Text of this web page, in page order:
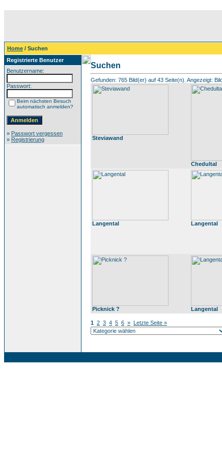
Home / Suchen
Registrierte Benutzer
Benutzername:
Passwort:
Beim nächsten Besuch
automatisch anmelden?
» Passwort vergessen
» Registrierung
Suchen
Gefunden: 765 Bild(er) auf 43 Seite(n). Angezeigt:
Steviawand
Chedultal
Langental Langental
Picknick ? Langental
1 2 3 4 5 6 » Letzte Seite »